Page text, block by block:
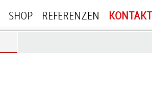
SHOP REFERENZEN KONTAKT